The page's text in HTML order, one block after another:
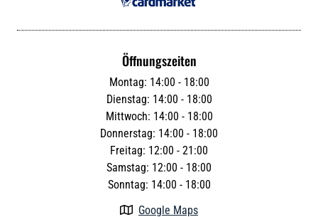
Öffnungszeiten
Montag: 14:00 - 18:00
Dienstag: 14:00 - 18:00
Mittwoch: 14:00 - 18:00
Donnerstag: 14:00 - 18:00
Freitag: 12:00 - 21:00
Samstag: 12:00 - 18:00
Sonntag: 14:00 - 18:00
 Google Maps